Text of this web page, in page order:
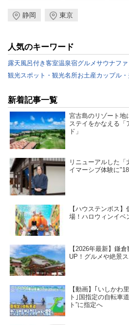
静岡 東京
人気のキーワード
露天風呂付き客室温泉宿グルメサウナフ
観光スポット・観光名所お土産カップル
新着記事一覧
宮古島のリゾート地
ステイをかなえる「
ド」
リニューアルした「
イマーシブ体験に
【ハウステンボス
場！ハロウィンイベ
【2026年最新】鎌
UP！グルメや絶景
【動画】｢いしかわ
ト｣国指定の自転車
ト”に指定へ